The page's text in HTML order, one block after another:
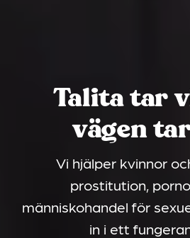
Talita tar
vägen
Vi hjälper kvinnor
prostitution,
människohandel för
in i ett